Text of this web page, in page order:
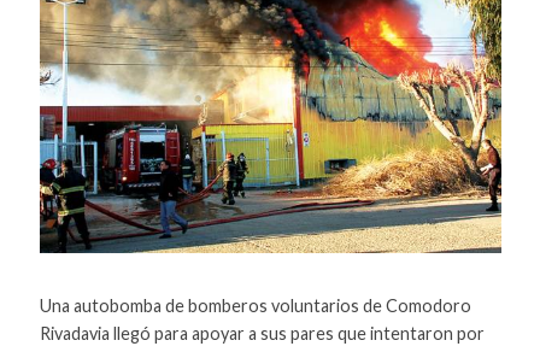
Una autobomba de bomberos voluntarios de Comodoro
Rivadavia llegó para apoyar a sus pares que intentaron por